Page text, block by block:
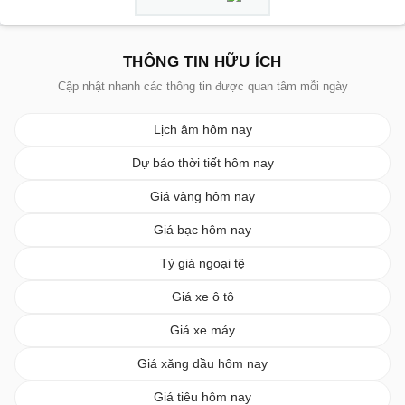
THÔNG TIN HỮU ÍCH
Cập nhật nhanh các thông tin được quan tâm mỗi ngày
Lịch âm hôm nay
Dự báo thời tiết hôm nay
Giá vàng hôm nay
Giá bạc hôm nay
Tỷ giá ngoại tệ
Giá xe ô tô
Giá xe máy
Giá xăng dầu hôm nay
Giá tiêu hôm nay